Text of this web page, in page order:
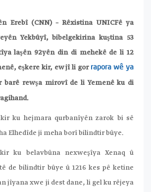
Erebî (CNN) – Rêxistina UNICFê ya
Yekbûyî, bibelgekirina kuştina 53
laşên 92yên din di mehekê de li 12
eşkere kir, ew jî li gor rapora wê ya
barê rewşa mirovî de li Yemenê ku di
ku hejmara qurbanîyên zarok bi sê
Elhedîde ji meha borî bilindtir bûye.
ku belavbûna nexweşîya Xenaq û
de bilindtir bûye û 1216 kes pê ketine
jîyana xwe ji dest dane, li gel ku rêjeya